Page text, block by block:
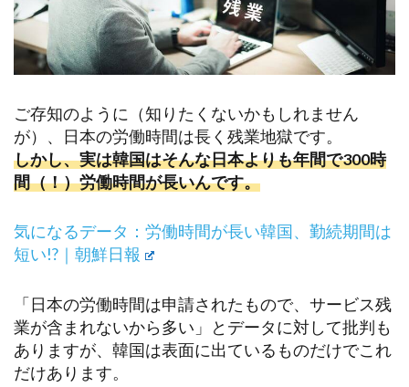
ご存知のように（知りたくないかもしれません
が）、日本の労働時間は長く残業地獄です。
しかし、実は韓国はそんな日本よりも年間で300時
間（！）労働時間が長いんです。
気になるデータ：労働時間が長い韓国、勤続期間は
短い!?｜朝鮮日報
「日本の労働時間は申請されたもので、サービス残
業が含まれないから多い」とデータに対して批判も
ありますが、韓国は表面に出ているものだけでこれ
だけあります。